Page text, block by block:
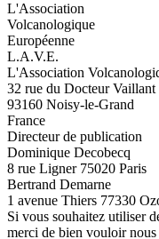
L'Association
Volcanologique
Européenne
L.A.V.E.
L'Association
32 rue du Docteur Vaillant
93160 Noisy-le-Grand
France
Directeur de publication
Dominique Decobecq
8 rue Ligner 75020 Paris
Bertrand Demarne
1 avenue Thiers 77330
Si vous souhaitez utiliser
merci de bien vouloir nous